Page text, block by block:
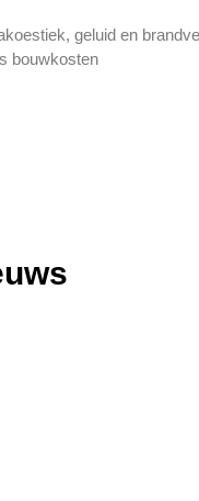
geluid en
bouwkosten